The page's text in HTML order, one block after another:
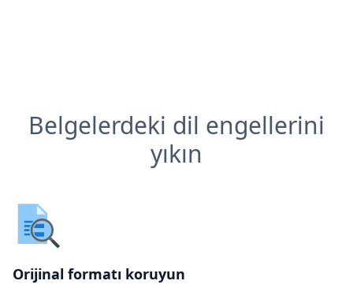
Belgelerdeki dil engellerini
yıkın
Orijinal formatı koruyun